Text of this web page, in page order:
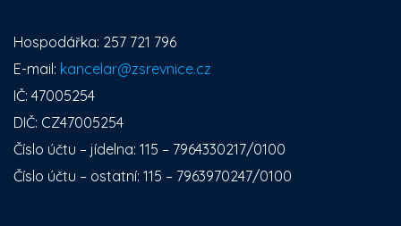
Hospodářka: 257 721 796
E-mail: kancelar@zsrevnice.cz
IČ: 47005254
DIČ: CZ47005254
Číslo účtu – jídelna: 115 – 7964330217/0100
Číslo účtu – ostatní: 115 – 7963970247/0100